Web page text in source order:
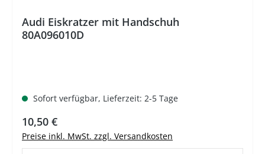
Audi Eiskratzer mit Handschuh
80A096010D
Sofort verfügbar, Lieferzeit: 2-5 Tage
Regulärer Preis:
10,50 €
Preise inkl. MwSt. zzgl. Versandkosten